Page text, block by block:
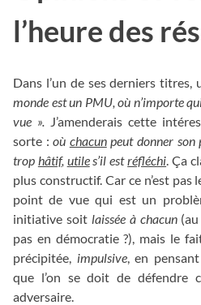
l’heure des
Dans l’un de ses derniers
monde est un PMU, où n’importe
vue ».
J’amenderais cette
sorte :où chacunpeut donner son
trop hâtif, utiles’il estréfléchi . Ça
plus constructif. Car ce n’est pas
point de vue qui est un
initiative soit laissée à chacun(au
pas en démocratie ?), mais le
précipitée, impulsive, en pensant
que l’on se doit de défendre
adversaire.